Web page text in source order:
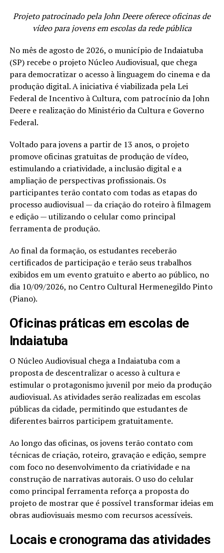
Projeto patrocinado pela John Deere oferece oficinas de
vídeo para jovens em escolas da rede pública
No mês de agosto de 2026, o município de Indaiatuba
(SP) recebe o projeto Núcleo Audiovisual, que chega
para democratizar o acesso à linguagem do cinema e da
produção digital. A iniciativa é viabilizada pela Lei
Federal de Incentivo à Cultura, com patrocínio da John
Deere e realização do Ministério da Cultura e Governo
Federal.
Voltado para jovens a partir de 13 anos, o projeto
promove oficinas gratuitas de produção de vídeo,
estimulando a criatividade, a inclusão digital e a
ampliação de perspectivas profissionais. Os
participantes terão contato com todas as etapas do
processo audiovisual — da criação do roteiro à filmagem
e edição — utilizando o celular como principal
ferramenta de produção.
Ao final da formação, os estudantes receberão
certificados de participação e terão seus trabalhos
exibidos em um evento gratuito e aberto ao público, no
dia 10/09/2026, no Centro Cultural Hermenegildo Pinto
(Piano).
Oficinas práticas em escolas de
Indaiatuba
O Núcleo Audiovisual chega a Indaiatuba com a
proposta de descentralizar o acesso à cultura e
estimular o protagonismo juvenil por meio da produção
audiovisual. As atividades serão realizadas em escolas
públicas da cidade, permitindo que estudantes de
diferentes bairros participem gratuitamente.
Ao longo das oficinas, os jovens terão contato com
técnicas de criação, roteiro, gravação e edição, sempre
com foco no desenvolvimento da criatividade e na
construção de narrativas autorais. O uso do celular
como principal ferramenta reforça a proposta do
projeto de mostrar que é possível transformar ideias em
obras audiovisuais mesmo com recursos acessíveis.
Locais e cronograma das atividades